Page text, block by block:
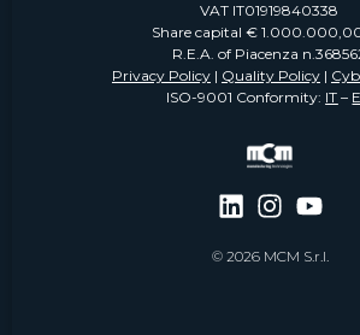
VAT IT01919840338
Share capital €
R.E.A. of Piacenza
Privacy Policy | Quality Policy|
ISO-9001 Conformity: IT –
© 2026 MCM S.r.l.